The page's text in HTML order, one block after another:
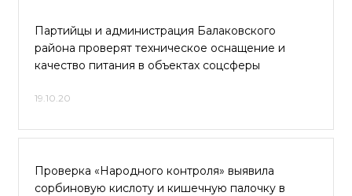
Партийцы и администрация Балаковского
района проверят техническое оснащение и
качество питания в объектах соцсферы
19.10.20
Проверка «Народного контроля» выявила
сорбиновую кислоту и кишечную палочку в